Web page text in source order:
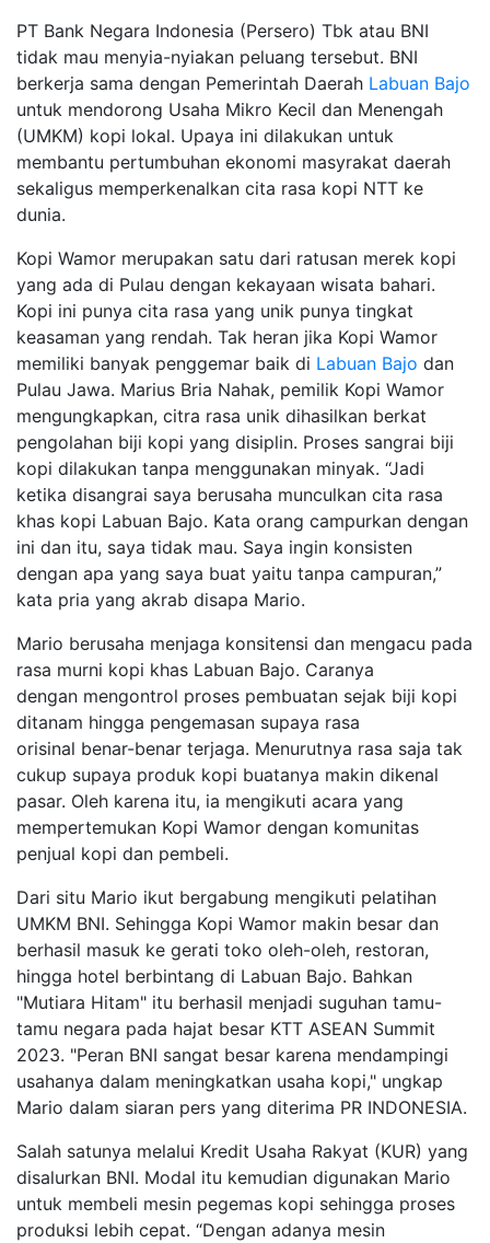
PT Bank Negara Indonesia (Persero) Tbk atau BNI
tidak mau menyia-nyiakan peluang tersebut. BNI
berkerja sama dengan Pemerintah Daerah Labuan Bajo
untuk mendorong Usaha Mikro Kecil dan Menengah
(UMKM) kopi lokal. Upaya ini dilakukan untuk
membantu pertumbuhan ekonomi masyrakat daerah
sekaligus memperkenalkan cita rasa kopi NTT ke
dunia.
Kopi Wamor merupakan satu dari ratusan merek kopi
yang ada di Pulau dengan kekayaan wisata bahari.
Kopi ini punya cita rasa yang unik punya tingkat
keasaman yang rendah. Tak heran jika Kopi Wamor
memiliki banyak penggemar baik di Labuan Bajo dan
Pulau Jawa. Marius Bria Nahak, pemilik Kopi Wamor
mengungkapkan, citra rasa unik dihasilkan berkat
pengolahan biji kopi yang disiplin. Proses sangrai biji
kopi dilakukan tanpa menggunakan minyak. “Jadi
ketika disangrai saya berusaha munculkan cita rasa
khas kopi Labuan Bajo. Kata orang campurkan dengan
ini dan itu, saya tidak mau. Saya ingin konsisten
dengan apa yang saya buat yaitu tanpa campuran,”
kata pria yang akrab disapa Mario.
Mario berusaha menjaga konsitensi dan mengacu pada
rasa murni kopi khas Labuan Bajo. Caranya
dengan mengontrol proses pembuatan sejak biji kopi
ditanam hingga pengemasan supaya rasa
orisinal benar-benar terjaga. Menurutnya rasa saja tak
cukup supaya produk kopi buatanya makin dikenal
pasar. Oleh karena itu, ia mengikuti acara yang
mempertemukan Kopi Wamor dengan komunitas
penjual kopi dan pembeli.
Dari situ Mario ikut bergabung mengikuti pelatihan
UMKM BNI. Sehingga Kopi Wamor makin besar dan
berhasil masuk ke gerati toko oleh-oleh, restoran,
hingga hotel berbintang di Labuan Bajo. Bahkan
"Mutiara Hitam" itu berhasil menjadi suguhan tamu-
tamu negara pada hajat besar KTT ASEAN Summit
2023. "Peran BNI sangat besar karena mendampingi
usahanya dalam meningkatkan usaha kopi," ungkap
Mario dalam siaran pers yang diterima PR INDONESIA.
Salah satunya melalui Kredit Usaha Rakyat (KUR) yang
disalurkan BNI. Modal itu kemudian digunakan Mario
untuk membeli mesin pegemas kopi sehingga proses
produksi lebih cepat. “Dengan adanya mesin